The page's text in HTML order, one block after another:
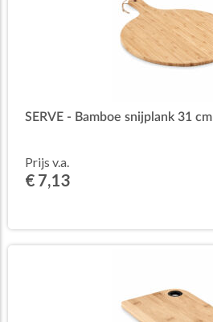
SERVE - Bamboe snijplank 31 cm
Prijs v.a.
€ 7,13